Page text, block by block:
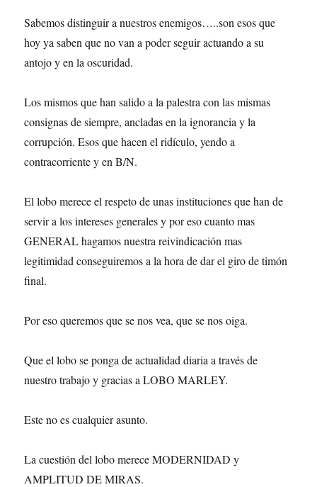
Sabemos distinguir a nuestros enemigos…..son esos que
hoy ya saben que no van a poder seguir actuando a su
antojo y en la oscuridad.
Los mismos que han salido a la palestra con las mismas
consignas de siempre, ancladas en la ignorancia y la
corrupción. Esos que hacen el ridículo, yendo a
contracorriente y en B/N.
El lobo merece el respeto de unas instituciones que han de
servir a los intereses generales y por eso cuanto mas
GENERAL hagamos nuestra reivindicación mas
legitimidad conseguiremos a la hora de dar el giro de timón
final.
Por eso queremos que se nos vea, que se nos oiga.
Que el lobo se ponga de actualidad diaria a través de
nuestro trabajo y gracias a LOBO MARLEY.
Este no es cualquier asunto.
La cuestión del lobo merece MODERNIDAD y
AMPLITUD DE MIRAS.